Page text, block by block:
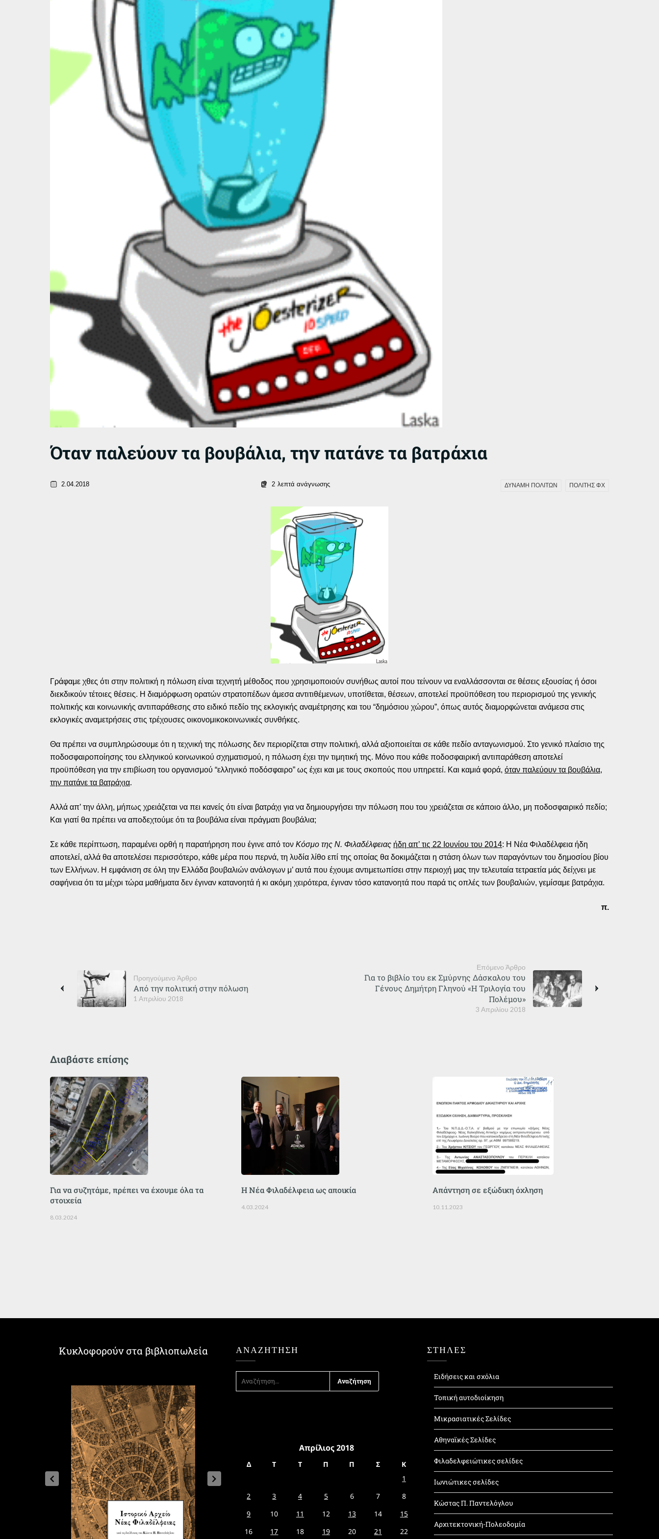
Όταν παλεύουν τα βουβάλια, την πατάνε τα βατράχια
2.04.2018 2 λεπτά ανάγνωσης ΔΥΝΑΜΗ ΠΟΛΙΤΩΝ ΠΟΛΙΤΗΣ ΦΧ
Γράφαμε χθες ότι στην πολιτική η πόλωση είναι τεχνητή μέθοδος που χρησιμοποιούν συνήθως αυτοί που τείνουν να εναλλάσσονται σε θέσεις εξουσίας ή όσοι
διεκδικούν τέτοιες θέσεις. Η διαμόρφωση ορατών στρατοπέδων άμεσα αντιτιθέμενων, υποτίθεται, θέσεων, αποτελεί προϋπόθεση του περιορισμού της γενικής
πολιτικής και κοινωνικής αντιπαράθεσης στο ειδικό πεδίο της εκλογικής αναμέτρησης και του “δημόσιου χώρου”, όπως αυτός διαμορφώνεται ανάμεσα στις
εκλογικές αναμετρήσεις στις τρέχουσες οικονομικοκοινωνικές συνθήκες.
Θα πρέπει να συμπληρώσουμε ότι η τεχνική της πόλωσης δεν περιορίζεται στην πολιτική, αλλά αξιοποιείται σε κάθε πεδίο ανταγωνισμού. Στο γενικό πλαίσιο της
ποδοσφαιροποίησης του ελληνικού κοινωνικού σχηματισμού, η πόλωση έχει την τιμητική της. Μόνο που κάθε ποδοσφαιρική αντιπαράθεση αποτελεί
προϋπόθεση για την επιβίωση του οργανισμού “ελληνικό ποδόσφαιρο” ως έχει και με τους σκοπούς που υπηρετεί. Και καμιά φορά, όταν παλεύουν τα βουβάλια,
την πατάνε τα βατράχια.
Αλλά απ’ την άλλη, μήπως χρειάζεται να πει κανείς ότι είναι βατράχι για να δημιουργήσει την πόλωση που του χρειάζεται σε κάποιο άλλο, μη ποδοσφαιρικό πεδίο;
Και γιατί θα πρέπει να αποδεχτούμε ότι τα βουβάλια είναι πράγματι βουβάλια;
Σε κάθε περίπτωση, παραμένει ορθή η παρατήρηση που έγινε από τον Κόσμο της Ν. Φιλαδέλφειας ήδη απ’ τις 22 Ιουνίου του 2014: Η Νέα Φιλαδέλφεια ήδη
αποτελεί, αλλά θα αποτελέσει περισσότερο, κάθε μέρα που περνά, τη λυδία λίθο επί της οποίας θα δοκιμάζεται η στάση όλων των παραγόντων του δημοσίου βίου
των Ελλήνων. Η εμφάνιση σε όλη την Ελλάδα βουβαλιών ανάλογων μ’ αυτά που έχουμε αντιμετωπίσει στην περιοχή μας την τελευταία τετραετία μάς δείχνει με
σαφήνεια ότι τα μέχρι τώρα μαθήματα δεν έγιναν κατανοητά ή κι ακόμη χειρότερα, έγιναν τόσο κατανοητά που παρά τις οπλές των βουβαλιών, γεμίσαμε βατράχια.
π.
Προηγούμενο Άρθρο
1 Απριλίου 2018
Από την πολιτική στην πόλωση
Επόμενο Άρθρο
3 Απριλίου 2018
Για το βιβλίο του εκ Σμύρνης Δάσκαλου του
Γένους Δημήτρη Γληνού «Η Τριλογία του
Πολέμου»
Διαβάστε επίσης
Για να συζητάμε, πρέπει να έχουμε όλα τα
στοιχεία
8.03.2024
Η Νέα Φιλαδέλφεια ως αποικία
4.03.2024
Απάντηση σε εξώδικη όχληση
10.11.2023
Κυκλοφορούν στα βιβλιοπωλεία ΑΝΑΖΉΤΗΣΗ
ΑΝΑΖΉΤΗΣΗ
Απρίλιος 2018
Δ Τ Τ Π Π Σ
Κ
1
2
3 4 5 6 7
8
9
10 11 12 13 14
15
16
17 18 19 20 21 22
ΣΤΗΛΕΣ
Ειδήσεις και σχόλια
Τοπική αυτοδιοίκηση
Μικρασιατικές Σελίδες
Αθηναϊκές Σελίδες
Φιλαδελφειώτικες σελίδες
Ιωνιώτικες σελίδες
Κώστας Π. Παντελόγλου
Αρχιτεκτονική-Πολεοδομία